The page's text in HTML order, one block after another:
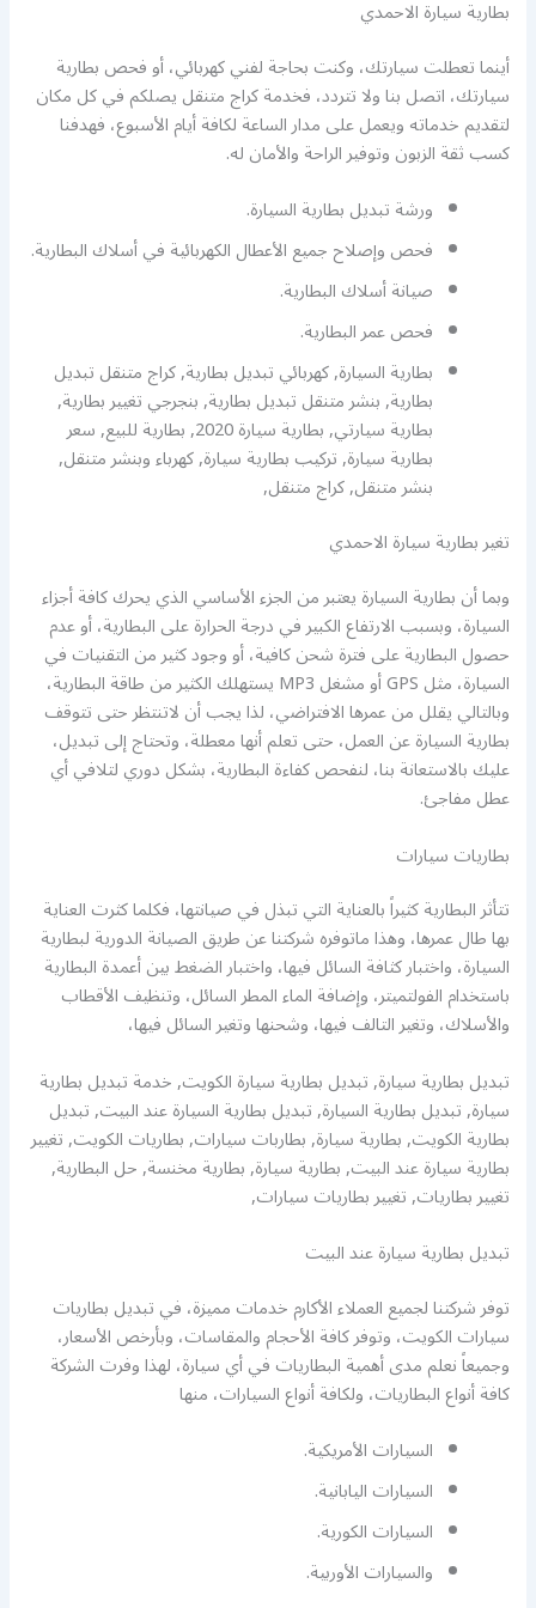
بطارية سيارة الاحمدي
أينما تعطلت سيارتك، وكنت بحاجة لفني كهربائي، أو فحص بطارية
سيارتك، اتصل بنا ولا تتردد، فخدمة كراج متنقل يصلكم في كل مكان
لتقديم خدماته ويعمل على مدار الساعة لكافة أيام الأسبوع، فهدفنا
كسب ثقة الزبون وتوفير الراحة والأمان له.
ورشة تبديل بطارية السيارة.
فحص وإصلاح جميع الأعطال الكهربائية في أسلاك البطارية.
صيانة أسلاك البطارية.
فحص عمر البطارية.
بطارية السيارة, كهربائي تبديل بطارية, كراج متنقل تبديل
بطارية, بنشر متنقل تبديل بطارية, بنجرجي تغيير بطارية,
بطارية سيارتي, بطارية سيارة 2020, بطارية للبيع, سعر
بطارية سيارة, تركيب بطارية سيارة, كهرباء وبنشر متنقل,
بنشر متنقل, كراج متنقل,
تغير بطارية سيارة الاحمدي
وبما أن بطارية السيارة يعتبر من الجزء الأساسي الذي يحرك كافة أجزاء
السيارة، وبسبب الارتفاع الكبير في درجة الحرارة على البطارية، أو عدم
حصول البطارية على فترة شحن كافية، أو وجود كثير من التقنيات في
السيارة، مثل GPS أو مشغل MP3 يستهلك الكثير من طاقة البطارية،
وبالتالي يقلل من عمرها الافتراضي، لذا يجب أن لاتنتظر حتى تتوقف
بطارية السيارة عن العمل، حتى تعلم أنها معطلة، وتحتاج إلى تبديل،
عليك بالاستعانة بنا، لنفحص كفاءة البطارية، بشكل دوري لتلافي أي
عطل مفاجئ.
بطاريات سيارات
تتأثر البطارية كثيراً بالعناية التي تبذل في صيانتها، فكلما كثرت العناية
بها طال عمرها، وهذا ماتوفره شركتنا عن طريق الصيانة الدورية لبطارية
السيارة، واختبار كثافة السائل فيها، واختبار الضغط بين أعمدة البطارية
باستخدام الفولتميتر، وإضافة الماء المطر السائل، وتنظيف الأقطاب
والأسلاك، وتغير التالف فيها، وشحنها وتغير السائل فيها،
تبديل بطارية سيارة, تبديل بطارية سيارة الكويت, خدمة تبديل بطارية
سيارة, تبديل بطارية السيارة, تبديل بطارية السيارة عند البيت, تبديل
بطارية الكويت, بطارية سيارة, بطاربات سيارات, بطاريات الكويت, تغيير
بطارية سيارة عند البيت, بطارية سيارة, بطارية مخنسة, حل البطارية,
تغيير بطاريات, تغيير بطاريات سيارات,
تبديل بطارية سيارة عند البيت
توفر شركتنا لجميع العملاء الأكارم خدمات مميزة، في تبديل بطاريات
سيارات الكويت، وتوفر كافة الأحجام والمقاسات، وبأرخص الأسعار،
وجميعاً نعلم مدى أهمية البطاريات في أي سيارة، لهذا وفرت الشركة
كافة أنواع البطاريات، ولكافة أنواع السيارات، منها
السيارات الأمريكية.
السيارات اليابانية.
السيارات الكورية.
والسيارات الأوربية.